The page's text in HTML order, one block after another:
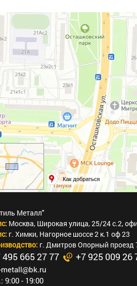
Металл"
Москва, Широкая улица, 25/24 с.2,
г. Химки, Нагорное шоссе 2 к.1 оф 23
г. Дмитров Опорный проезд
495 665 27 77 +7 925 009 26
9:00 - 19:00